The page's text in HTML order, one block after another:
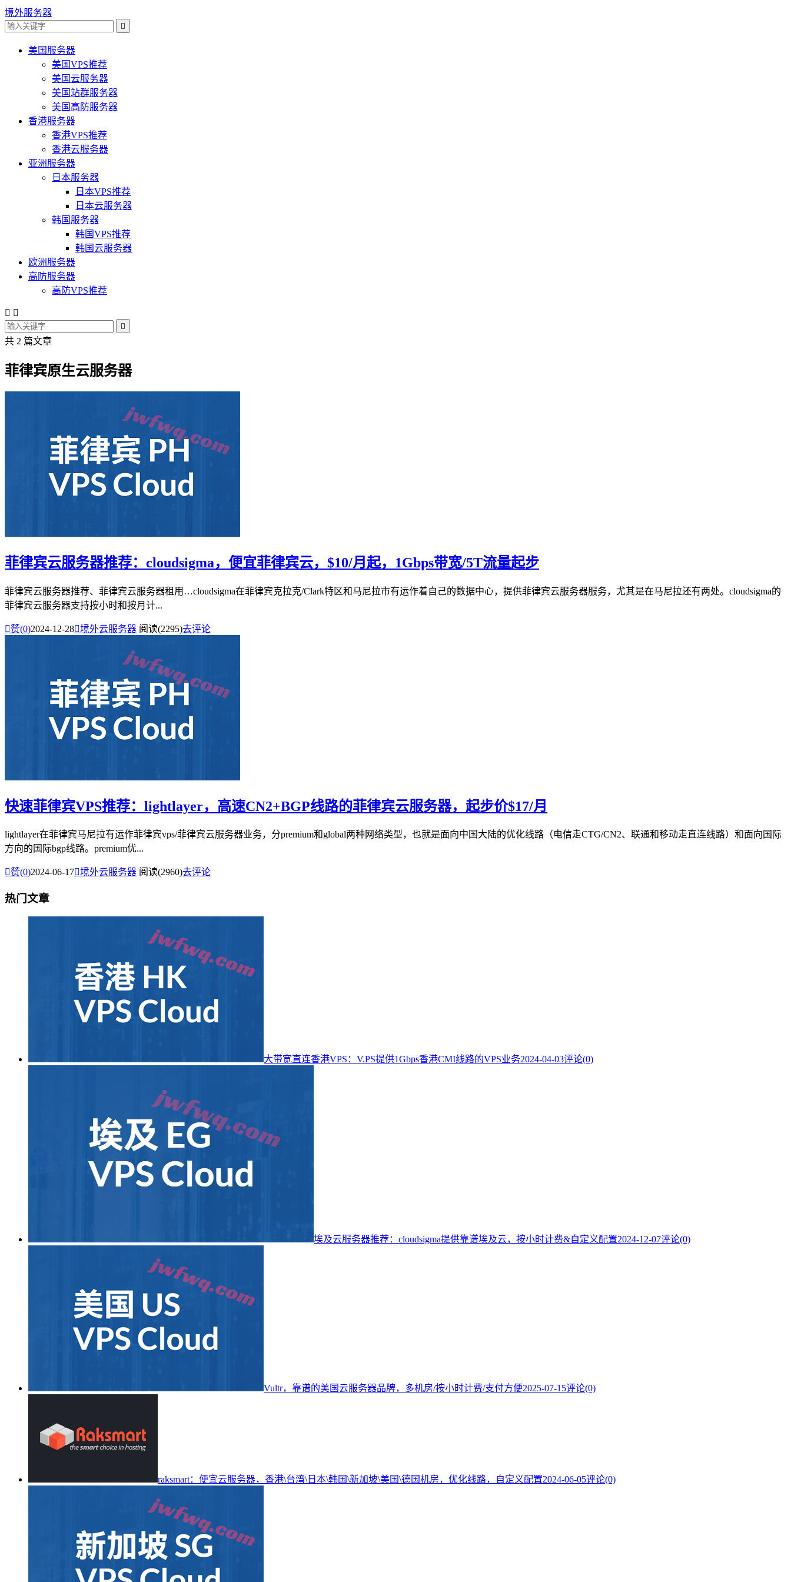
境外服务器

美国服务器
美国VPS推荐
美国云服务器
美国站群服务器
美国高防服务器
香港服务器
香港VPS推荐
香港云服务器
亚洲服务器
日本服务器
日本VPS推荐
日本云服务器
韩国服务器
韩国VPS推荐
韩国云服务器
欧洲服务器
高防服务器
高防VPS推荐
 

共 2 篇文章
菲律宾原生云服务器
菲律宾云服务器推荐：cloudsigma，便宜菲律宾云，$10/月起，1Gbps带宽/5T流量起步
菲律宾云服务器推荐、菲律宾云服务器租用…cloudsigma在菲律宾‌克拉克/Clark特区和马尼拉市有运作着自己的数据中心，提供菲律宾云服务器服务，尤其是在马尼拉还有两处。cloudsigma的
菲律宾云服务器支持按小时和按月计...
赞(0)2024-12-28境外云服务器 阅读(2295)去评论
快速菲律宾VPS推荐：lightlayer，高速CN2+BGP线路的菲律宾云服务器，起步价$17/月
lightlayer在菲律宾马尼拉有运作菲律宾vps/菲律宾云服务器业务，分premium和global两种网络类型，也就是面向中国大陆的优化线路（电信走CTG/CN2、联通和移动走直连线路）和面向国际
方向的国际bgp线路。premium优...
赞(0)2024-06-17境外云服务器 阅读(2960)去评论
热门文章
大带宽直连香港VPS：V.PS提供1Gbps香港CMI线路的VPS业务2024-04-03评论(0)
埃及云服务器推荐：cloudsigma提供靠谱埃及云，按小时计费&自定义配置2024-12-07评论(0)
Vultr，靠谱的美国云服务器品牌，多机房/按小时计费/支付方便2025-07-15评论(0)
raksmart：便宜云服务器，香港\台湾\日本\韩国\新加坡\美国\德国机房，优化线路，自定义配置2024-06-05评论(0)